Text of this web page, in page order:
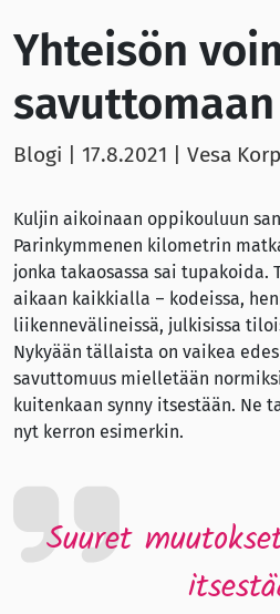
Yhteisön
Blogi | 17.8.2021 | Vesa
Kuljin aikoinaan oppikouluun
Parinkymmenen kilometrin
jonka takaosassa sai tupakoida.
aikaan kaikkialla – kodeissa,
liikennevälineissä, julkisissa
Nykyään tällaista on vaikea
savuttomuus mielletään
kuitenkaan synny itsestään. Ne
nyt kerron esimerkin.
Suuret